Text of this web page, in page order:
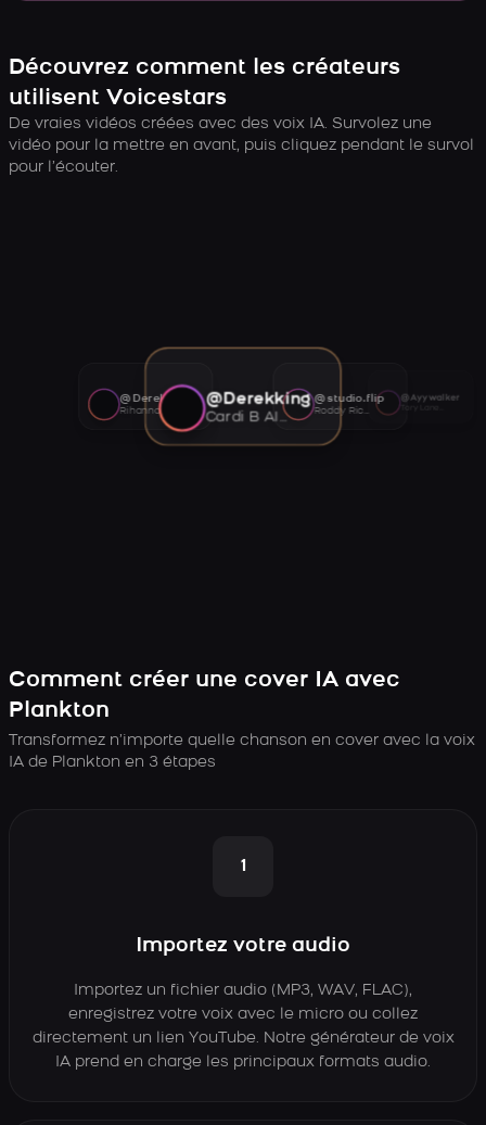
Découvrez comment les créateurs
utilisent Voicestars
De vraies vidéos créées avec des voix IA. Survolez une
vidéo pour la mettre en avant, puis cliquez pendant le survol
pour l’écouter.
@Derekking
Cardi B AI voice
@studio.flip
Roddy Ricch AI voice
@Ayywalker
@Derekking
Rihanna AI voice
Comment créer une cover IA avec
Plankton
Transformez n’importe quelle chanson en cover avec la voix
IA de Plankton en 3 étapes
1
Importez votre audio
Importez un fichier audio (MP3, WAV, FLAC),
enregistrez votre voix avec le micro ou collez
directement un lien YouTube. Notre générateur de voix
IA prend en charge les principaux formats audio.